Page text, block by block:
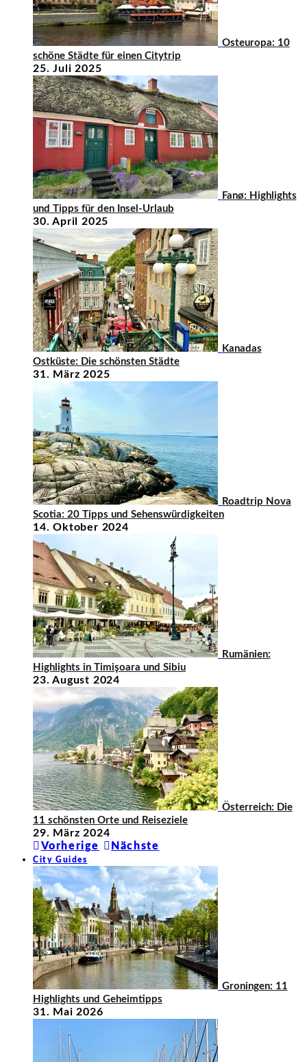
Osteuropa: 10
schöne Städte für einen Citytrip
25. Juli 2025
Fanø: Highlights
und Tipps für den Insel-Urlaub
30. April 2025
Kanadas
Ostküste: Die schönsten Städte
31. März 2025
Roadtrip Nova
Scotia: 20 Tipps und Sehenswürdigkeiten
14. Oktober 2024
Rumänien:
Highlights in Timişoara und Sibiu
23. August 2024
Österreich: Die
11 schönsten Orte und Reiseziele
29. März 2024
Vorherige
Nächste
City Guides
Groningen: 11
Highlights und Geheimtipps
31. Mai 2026